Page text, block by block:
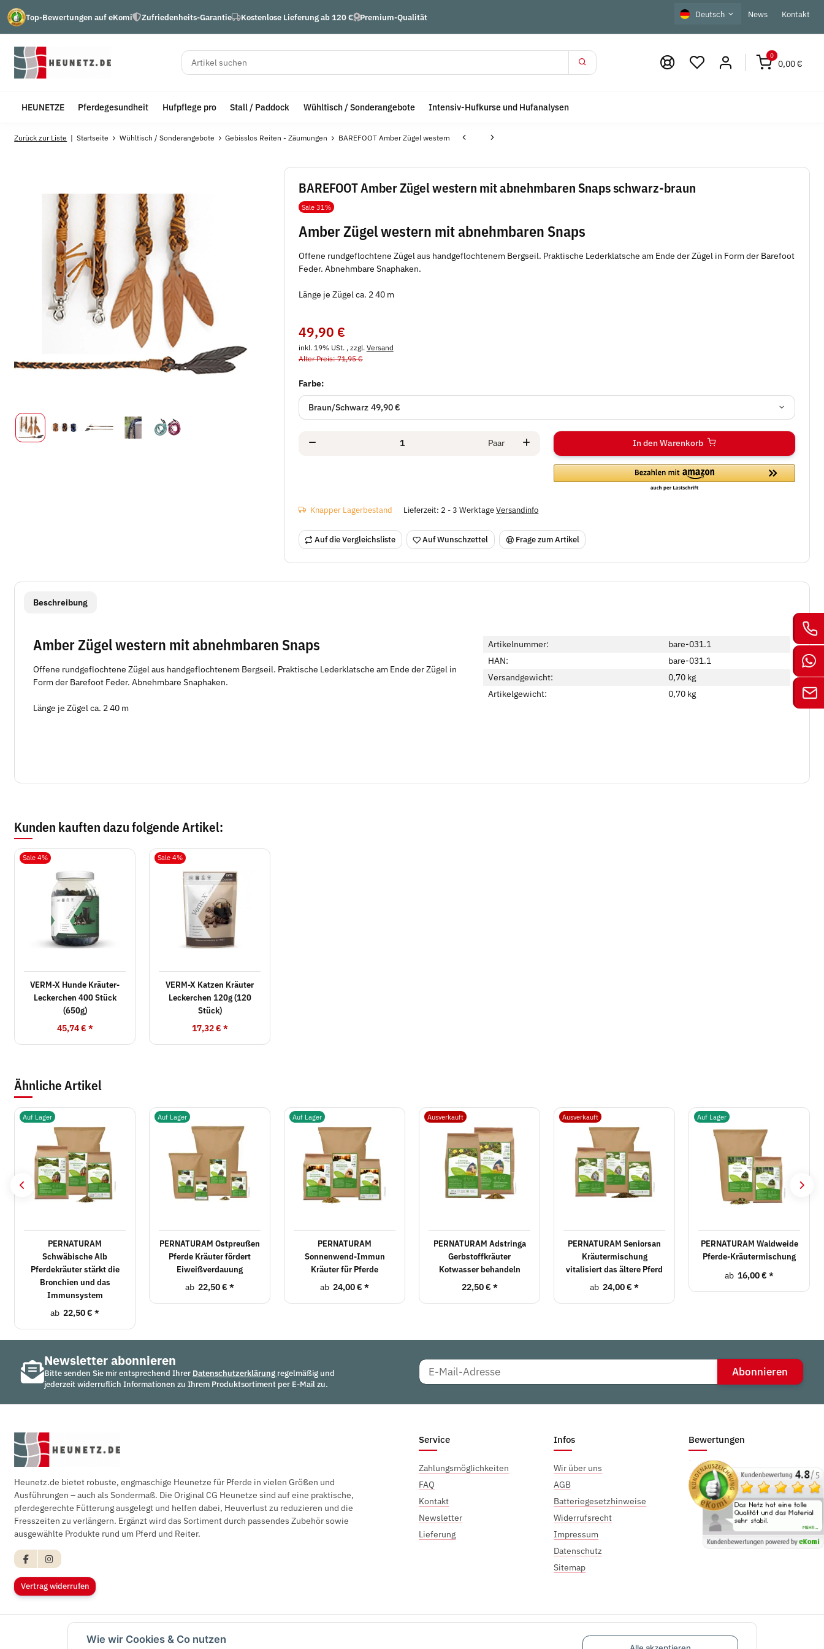
Wie wir Cookies & Co nutzen
Deutsch News Kontakt
Top-Bewertungen auf eKomi Zufriedenheits-Garantie Kostenlose Lieferung ab 120 € Premium-Qualität
0
0,00 €
HEUNETZE Pferdegesundheit Hufpflege pro Stall / Paddock Wühltisch / Sonderangebote Intensiv-Hufkurse und Hufanalysen
Zurück zur Liste Startseite Wühltisch / Sonderangebote Gebisslos Reiten - Zäumungen BAREFOOT Amber Zügel western
BAREFOOT Amber Zügel western mit abnehmbaren Snaps schwarz-braun
Sale 31%
Amber Zügel western mit abnehmbaren Snaps
Offene rundgeflochtene Zügel aus handgeflochtenem Bergseil. Praktische Lederklatsche am Ende der Zügel in Form der Barefoot
Feder. Abnehmbare Snaphaken.
Länge je Zügel ca. 2 40 m
49,90 €
inkl. 19% USt. , zzgl. Versand
Alter Preis: 71,95 €
Farbe:
Braun/Schwarz 49,90 €
Paar In den Warenkorb
Knapper Lagerbestand Lieferzeit: 2 - 3 WerktageVersandinfo
Auf die Vergleichsliste Auf Wunschzettel Frage zum Artikel
weitere Registerkarten anzeigen
Beschreibung
Amber Zügel western mit abnehmbaren Snaps
Offene rundgeflochtene Zügel aus handgeflochtenem Bergseil. Praktische Lederklatsche am Ende der Zügel in
Form der Barefoot Feder. Abnehmbare Snaphaken.
Länge je Zügel ca. 2 40 m
Artikelnummer:
bare-031.1
HAN:
bare-031.1
Versandgewicht:
0,70 kg
Artikelgewicht:
0,70 kg
Kunden kauften dazu folgende Artikel:
Sale 4%
VERM-X Hunde Kräuter-
Leckerchen 400 Stück
(650g)
45,74 € *
Sale 4%
VERM-X Katzen Kräuter
Leckerchen 120g (120
Stück)
17,32 € *
Ähnliche Artikel
Auf Lager
PERNATURAM
Schwäbische Alb
Pferdekräuter stärkt die
Bronchien und das
Immunsystem
ab 22,50 €*
Auf Lager
PERNATURAM Ostpreußen
Pferde Kräuter fördert
Eiweißverdauung
ab 22,50 €*
Auf Lager
PERNATURAM
Sonnenwend-Immun
Kräuter für Pferde
ab 24,00 €*
Ausverkauft
PERNATURAM Adstringa
Gerbstoffkräuter
Kotwasser behandeln
22,50 € *
Ausverkauft
PERNATURAM Seniorsan
Kräutermischung
vitalisiert das ältere Pferd
ab 24,00 €*
Auf Lager
PERNATURAM Waldweide
Pferde-Kräutermischung
ab 16,00 €*
Newsletter abonnieren
Bitte senden Sie mir entsprechend Ihrer Datenschutzerklärung regelmäßig und
jederzeit widerruflich Informationen zu Ihrem Produktsortiment per E-Mail zu.
Abonnieren
Heunetz.de bietet robuste, engmaschige Heunetze für Pferde in vielen Größen und
Ausführungen – auch als Sondermaß. Die Original CG Heunetze sind auf eine praktische,
pferdegerechte Fütterung ausgelegt und helfen dabei, Heuverlust zu reduzieren und die
Fresszeiten zu verlängern. Ergänzt wird das Sortiment durch passendes Zubehör sowie
ausgewählte Produkte rund um Pferd und Reiter.
Vertrag widerrufen
Service
Zahlungsmöglichkeiten
FAQ
Kontakt
Newsletter
Lieferung
Infos
Wir über uns
AGB
Batteriegesetzhinweise
Widerrufsrecht
Impressum
Datenschutz
Sitemap
Bewertungen